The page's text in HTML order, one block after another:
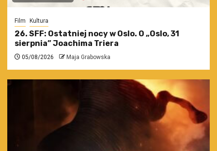
Film Kultura
26. SFF: Ostatniej nocy w Oslo. O „Oslo, 31
sierpnia” Joachima Triera
05/08/2026 Maja Grabowska